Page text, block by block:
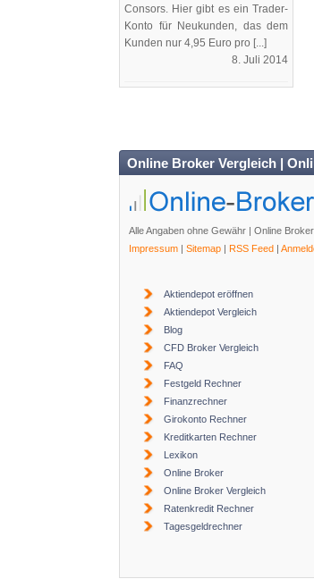
Consors. Hier gibt es ein Trader-
Konto für Neukunden, das dem
Kunden nur 4,95 Euro pro [...]
8. Juli 2014
Online Broker Vergleich |
Alle Angaben ohne Gewähr | Online
Impressum | Sitemap | RSS Feed |
Aktiendepot eröffnen
Aktiendepot Vergleich
Blog
CFD Broker Vergleich
FAQ
Festgeld Rechner
Finanzrechner
Girokonto Rechner
Kreditkarten Rechner
Lexikon
Online Broker
Online Broker Vergleich
Ratenkredit Rechner
Tagesgeldrechner